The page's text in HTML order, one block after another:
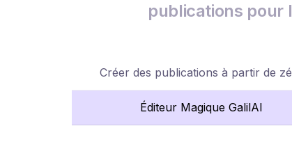
publications pour
Créer des publications à partir de
Éditeur Magique GalilAI